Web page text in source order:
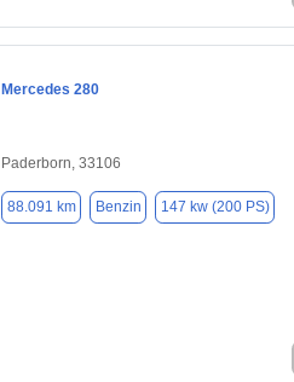
Mercedes 280
Paderborn, 33106
88.091 km Benzin 147 kw (200 PS)